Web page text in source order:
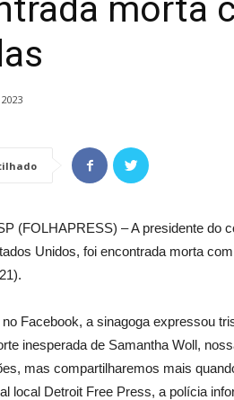
morta
(FOLHAPRESS) – A presidente do
Unidos, foi encontrada morta
Facebook, a sinagoga expressou
inesperada de Samantha Woll,
mas compartilharemos mais
local Detroit Free Press, a polícia